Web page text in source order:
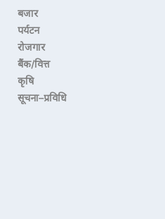
बजार
पर्यटन
रोजगार
बैंक/वित्त
कृषि
सूचना–प्रविधि